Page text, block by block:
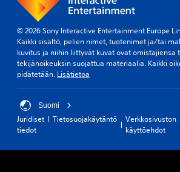
© 2026 Sony Interactive Entertainment Europe
Kaikki sisältö, pelien nimet, tuotenimet ja/tai
kuvitus ja niihin liittyvät kuvat ovat omistajiensa
tekijänoikeuksin suojattua materiaalia. Kaikki
pidätetään. Lisätietoa
Suomi
Juridiset
tiedot
Tietosuojakäytäntö
Verkkosivuston
käyttöehdot